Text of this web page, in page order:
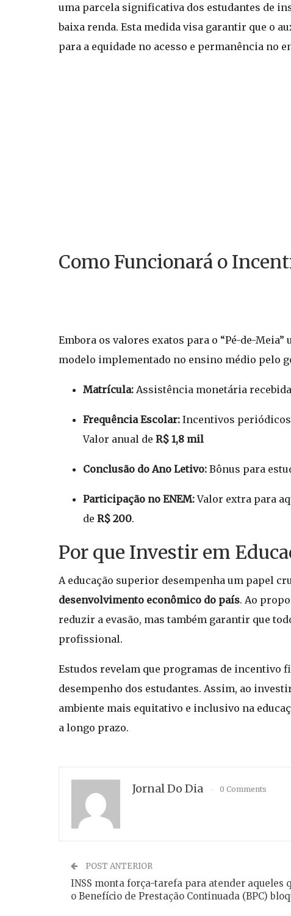
uma parcela significativa dos estudantes de
baixa renda. Esta medida visa garantir que o
para a equidade no acesso e permanência no
Como Funcionará o
Embora os valores exatos para o “Pé-de-
modelo implementado no ensino médio pelo
Matrícula: Assistência monetária
Frequência Escolar: Incentivos
Valor anual de R$ 1,8 mil
Conclusão do Ano Letivo: Bônus para
Participação no ENEM:Valor extra para
de R$ 200.
Por que Investir em
A educação superior desempenha um papel
desenvolvimento econômico do país. Ao
reduzir a evasão, mas também garantir que
profissional.
Estudos revelam que programas de incentivo
desempenho dos estudantes. Assim, ao
ambiente mais equitativo e inclusivo na
a longo prazo.
Jornal Do Dia 0 Comments
POST ANTERIOR
INSS monta força-tarefa para atender aqueles
o Benefício de Prestação Continuada (BPC)